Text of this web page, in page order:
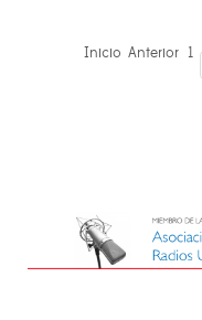
Inicio Anterior 1